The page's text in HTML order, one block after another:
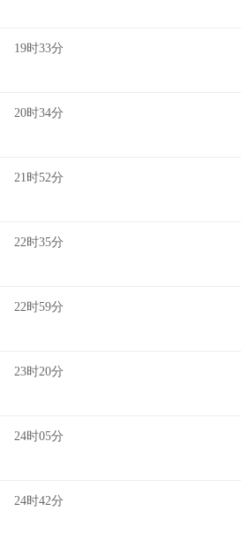
19时33分
20时34分
21时52分
22时35分
22时59分
23时20分
24时05分
24时42分